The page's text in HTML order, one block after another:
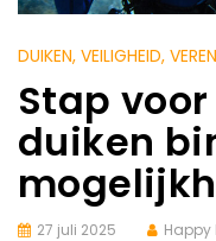
DUIKEN, VEILIGHEID,
Stap
duiken
27 juli 2025 Happy